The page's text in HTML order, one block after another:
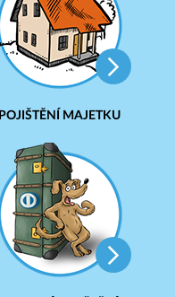
POJIŠTĚNÍ MAJETKU